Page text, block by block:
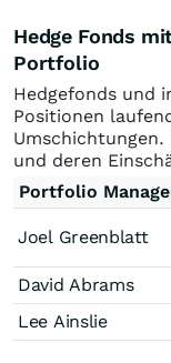
Hedge Fonds
Portfolio
Hedgefonds und
Positionen
Umschichtungen.
und deren
Portfolio
Joel Greenblatt
David Abrams
Lee Ainslie